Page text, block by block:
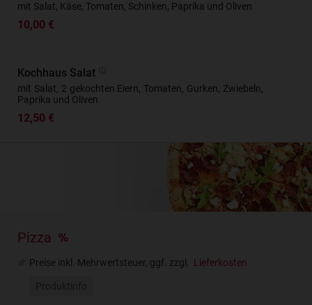
mit Salat, Käse, Tomaten, Schinken, Paprika und Oliven
10,00 €
Kochhaus Salat
mit Salat, 2 gekochten Eiern, Tomaten, Gurken, Zwiebeln,
Paprika und Oliven
12,50 €
Pizza
Preise inkl. Mehrwertsteuer, ggf. zzgl. Lieferkosten